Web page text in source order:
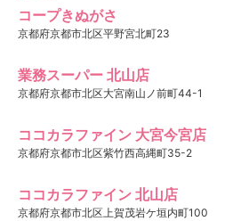
コープきぬがさ
京都府京都市北区平野宮北町23
業務スーパー 北山店
京都府京都市北区大宮南山ノ前町44-1
ココカラファイン 大宮今宮店
京都府京都市北区紫竹西高縄町35-2
ココカラファイン 北山店
京都府京都市北区上賀茂岩ケ垣内町100